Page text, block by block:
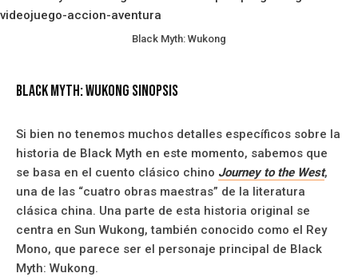
Black Myth: Wukong
Black Myth: Wukong Sinopsis
Si bien no tenemos muchos detalles específicos sobre la
historia de Black Myth en este momento, sabemos que
se basa en el cuento clásico chino Journey to the West,
una de las “cuatro obras maestras” de la literatura
clásica china. Una parte de esta historia original se
centra en Sun Wukong, también conocido como el Rey
Mono, que parece ser el personaje principal de Black
Myth: Wukong.